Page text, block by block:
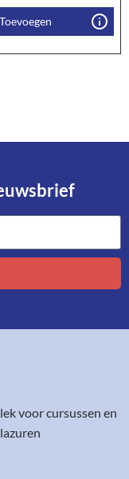
Toevoegen
voor cursussen en